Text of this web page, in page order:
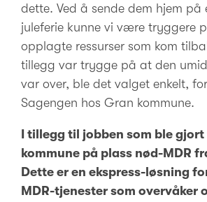
dette. Ved å sende dem hjem på
juleferie kunne vi være tryggere
opplagte ressurser som kom
tillegg var trygge på at den
var over, ble det valget enkelt,
Sagengen hos Gran kommune.
I tillegg til jobben som ble
kommune på plass nød-MDR
Dette er en ekspress-løsning
MDR-tjenester som overvåker